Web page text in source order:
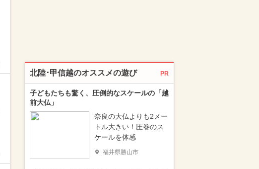
北陸･甲信越のオススメの遊び PR
子どもたちも驚く、圧倒的なスケールの「越
前大仏」
奈良の大仏よりも2メー
トル大きい！圧巻のス
ケールを体感
福井県勝山市